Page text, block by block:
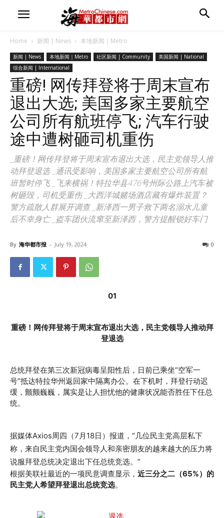
Home 新闻 | News 本地新闻｜Metro
新闻 | News 本地新闻｜Metro 社区新闻 | Community
美国新闻 | National
综合新闻 | International
重磅! 网传拜登将于周末宣布
退出大选; 美国多家主要航空
公司所有航班停飞; 汽车行驶
途中遭树砸司机重伤
_重磅！网传拜登将于周末宣布退出大选，民主党领导人推
动拜登退选 _通讯受影响，美国多家主要航空公司所有航
班暂时停飞 _飞来横祸！特拉华县476号州际公路上汽车被
树砸毁，司机受重伤 _大西洋城赌场酒店藏有爆炸装置？
警方疏散人群展开调查 _新泽西一男子救下两名溺水儿童
后不幸身亡 _盗车团伙流窜至新泽西，警方提醒锁好车门
By 海华都市报 - July 19, 2024 0
01
重磅！网传拜登将于周末宣布退出大选，民主党领导人推动拜
登退选
总统拜登在第三次新冠病毒呈阳性后，日前已乘坐“空军一
号”抵达特拉华州返回家中隔离办公。在下机时，拜登行动迟
缓，颤颤巍巍，属实是让人担忧他的健康状况能否胜任下任总
统。
据媒体Axios周四（7月18日）报道，“几位民主党高层私下
称，来自民主党内国会领导人和亲密朋友的越来越大的压力将
说服拜登总统决定退出下任总统竞选。”
根据美联社最近的一项民意调查显示， 近三分之二（65%）的
民主党人希望拜登退出总统竞选。